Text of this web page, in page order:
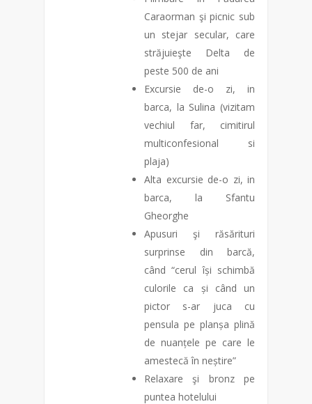
Caraorman şi picnic sub
un stejar secular, care
străjuieşte Delta de
peste 500 de ani
Excursie de-o zi, in
barca, la Sulina (vizitam
vechiul far, cimitirul
multiconfesional si
plaja)
Alta excursie de-o zi, in
barca, la Sfantu
Gheorghe
Apusuri şi răsărituri
surprinse din barcă,
când “cerul își schimbă
culorile ca și când un
pictor s-ar juca cu
pensula pe planșa plină
de nuanțele pe care le
amestecă în neștire”
Relaxare şi bronz pe
puntea hotelului